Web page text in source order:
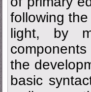
following
light, by
the
basic